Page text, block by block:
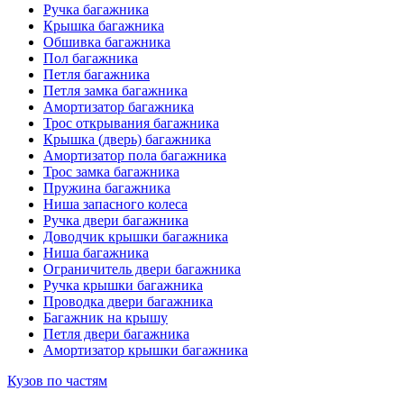
Ручка багажника
Крышка багажника
Обшивка багажника
Пол багажника
Петля багажника
Петля замка багажника
Амортизатор багажника
Трос открывания багажника
Крышка (дверь) багажника
Амортизатор пола багажника
Трос замка багажника
Пружина багажника
Ниша запасного колеса
Ручка двери багажника
Доводчик крышки багажника
Ниша багажника
Ограничитель двери багажника
Ручка крышки багажника
Проводка двери багажника
Багажник на крышу
Петля двери багажника
Амортизатор крышки багажника
Кузов по частям